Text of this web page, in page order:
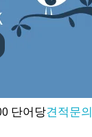
단어당견적문의